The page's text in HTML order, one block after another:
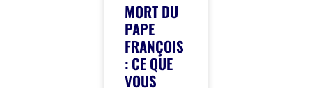
MORT DU
PAPE
FRANÇOIS
: CE QUE
VOUS